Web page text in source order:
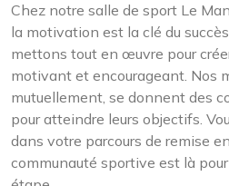
Chez notre salle de sport Le
la motivation est la clé du
mettons tout en œuvre pour
motivant et encourageant. Nos
mutuellement, se donnent des
pour atteindre leurs objectifs.
dans votre parcours de remise
communauté sportive est là